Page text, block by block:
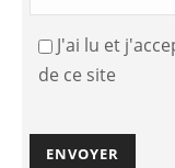
J'ai lu et
de ce site